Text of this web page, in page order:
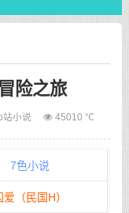
险之旅
站小说 45010 ℃
7色小说
爱（民国H）